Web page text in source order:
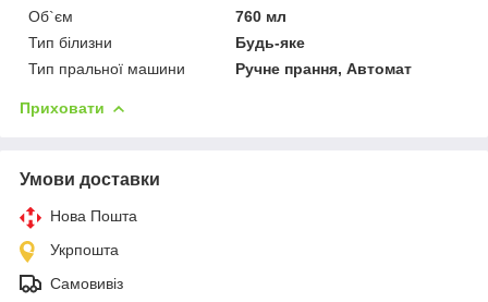
Об`єм
760 мл
Тип білизни
Будь-яке
Тип пральної машини
Ручне прання, Автомат
Приховати
Умови доставки
Нова Пошта
Укрпошта
Самовивіз